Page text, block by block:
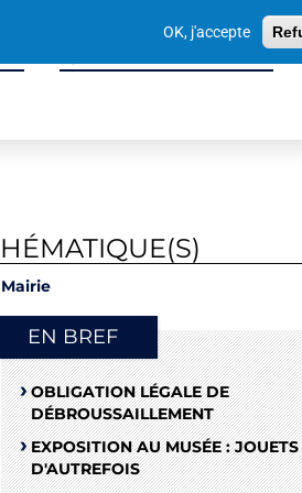
OK, j'accepte
Sport, Culture & Loisirs
Mairie
EN BREF
OBLIGATION LÉGALE DE
DÉBROUSSAILLEMENT
EXPOSITION AU MUSÉE :
D'AUTREFOIS